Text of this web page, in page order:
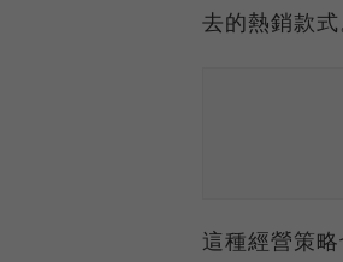
去的熱銷款
這種經營策